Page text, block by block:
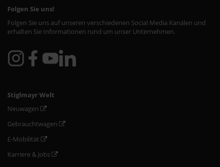
Folgen Sie uns!
Folgen Sie uns auf unseren verschiedenen Social Media Kanälen und
erhalten Sie Informationen rund um unser Unternehmen.
Stiglmayr Welt
Neuwagen
Gebrauchtwagen
E-Mobilität
Karriere & Jobs